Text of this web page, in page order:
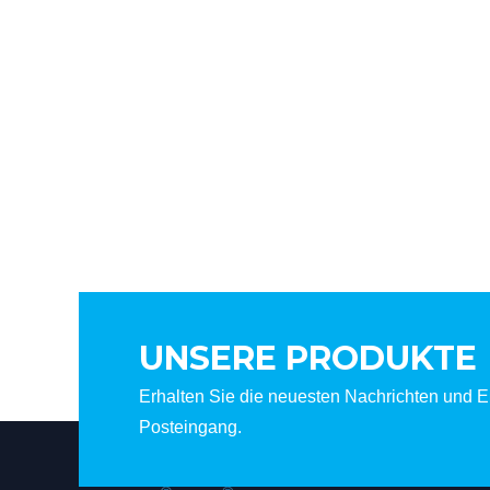
UNSERE PRODUKTE
Erhalten Sie die neuesten Nachrichten und
Posteingang.